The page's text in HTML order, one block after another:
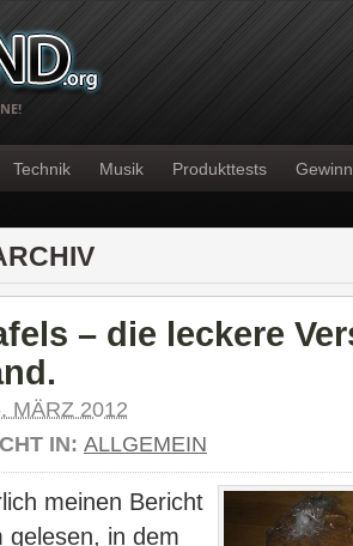
Technik Musik Produkttests
– die leckere
MÄRZ 2012
IN: ALLGEMEIN
meinen Bericht
gelesen, in dem